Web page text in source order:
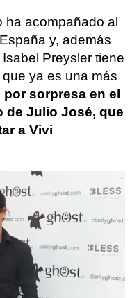
ha acompañado al
y, además
Preysler tiene
ya es una más
sorpresa en el
de Julio José, que
a Vivi